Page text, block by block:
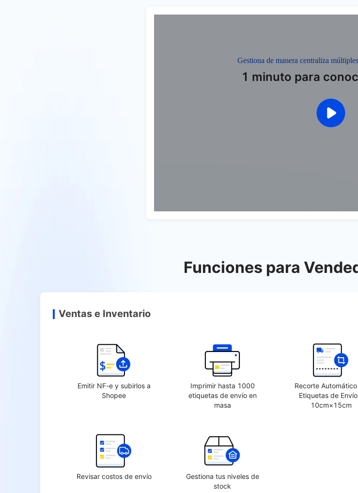
Gestiona de manera centraliza
1 minuto para
Funciones para
Ventas e Inventario
Emitir NF-e y subirlos a
Shopee
Imprimir hasta 1000
etiquetas de envío en
masa
Recorte
Etiquetas de
10cm×15cm
Revisar costos de envío
Gestiona tus niveles de
stock